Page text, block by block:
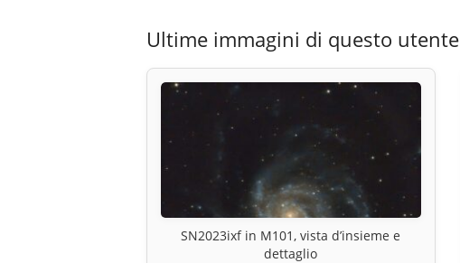
Ultime immagini di questo utente
SN2023ixf in M101, vista d’insieme e
dettaglio